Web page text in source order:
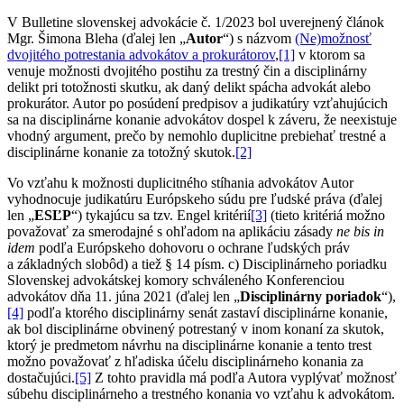
V Bulletine slovenskej advokácie č. 1/2023 bol uverejnený článok
Mgr. Šimona Bleha (ďalej len „Autor“) s názvom (Ne)možnosť
dvojitého potrestania advokátov a prokurátorov,[1] v ktorom sa
venuje možnosti dvojitého postihu za trestný čin a disciplinárny
delikt pri totožnosti skutku, ak daný delikt spácha advokát alebo
prokurátor. Autor po posúdení predpisov a judikatúry vzťahujúcich
sa na disciplinárne konanie advokátov dospel k záveru, že neexistuje
vhodný argument, prečo by nemohlo duplicitne prebiehať trestné a
disciplinárne konanie za totožný skutok.[2]
Vo vzťahu k možnosti duplicitného stíhania advokátov Autor
vyhodnocuje judikatúru Európskeho súdu pre ľudské práva (ďalej
len „ESĽP“) tykajúcu sa tzv. Engel kritérií[3] (tieto kritériá možno
považovať za smerodajné s ohľadom na aplikáciu zásady ne bis in
idem podľa Európskeho dohovoru o ochrane ľudských práv
a základných slobôd) a tiež § 14 písm. c) Disciplinárneho poriadku
Slovenskej advokátskej komory schváleného Konferenciou
advokátov dňa 11. júna 2021 (ďalej len „Disciplinárny poriadok“),
[4] podľa ktorého disciplinárny senát zastaví disciplinárne konanie,
ak bol disciplinárne obvinený potrestaný v inom konaní za skutok,
ktorý je predmetom návrhu na disciplinárne konanie a tento trest
možno považovať z hľadiska účelu disciplinárneho konania za
dostačujúci.[5] Z tohto pravidla má podľa Autora vyplývať možnosť
súbehu disciplinárneho a trestného konania vo vzťahu k advokátom.